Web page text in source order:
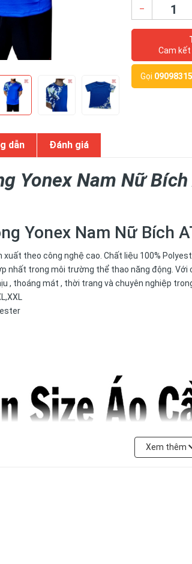
–
Cam
Gọi
dẫn Đánh giá
Yonex Nam Nữ
Yonex Nam Nữ Bích
xuất theo công nghệ cao. Chất liệu 100%
nhất trong môi trường thể thao năng động.
, thoáng mát , thời trang và chuyên nghiệp
Xem thêm